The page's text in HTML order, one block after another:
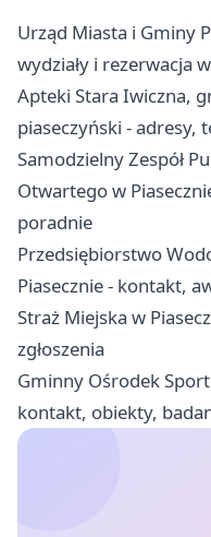
Urząd Miasta i Gminy
wydziały i rezerwacja
Apteki Stara Iwiczna,
piaseczyński - adresy,
Samodzielny Zespół
Otwartego w
poradnie
Przedsiębiorstwo
Piasecznie - kontakt,
Straż Miejska w
zgłoszenia
Gminny Ośrodek
kontakt, obiekty,